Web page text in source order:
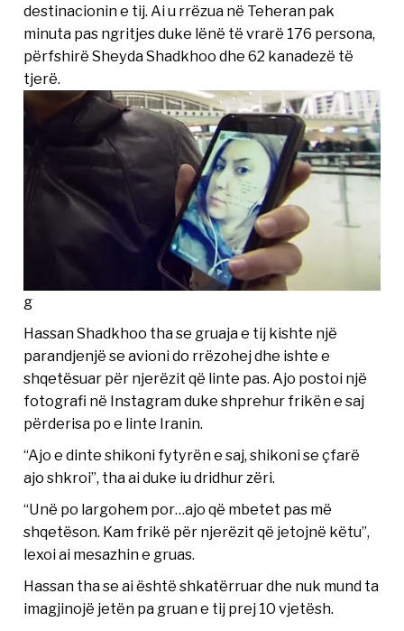
destinacionin e tij. Ai u rrëzua në Teheran pak
minuta pas ngritjes duke lënë të vrarë 176 persona,
përfshirë Sheyda Shadkhoo dhe 62 kanadezë të
tjerë.
g
Hassan Shadkhoo tha se gruaja e tij kishte një
parandjenjë se avioni do rrëzohej dhe ishte e
shqetësuar për njerëzit që linte pas. Ajo postoi një
fotografi në Instagram duke shprehur frikën e saj
përderisa po e linte Iranin.
“Ajo e dinte shikoni fytyrën e saj, shikoni se çfarë
ajo shkroi”, tha ai duke iu dridhur zëri.
“Unë po largohem por…ajo që mbetet pas më
shqetëson. Kam frikë për njerëzit që jetojnë këtu”,
lexoi ai mesazhin e gruas.
Hassan tha se ai është shkatërruar dhe nuk mund ta
imagjinojë jetën pa gruan e tij prej 10 vjetësh.